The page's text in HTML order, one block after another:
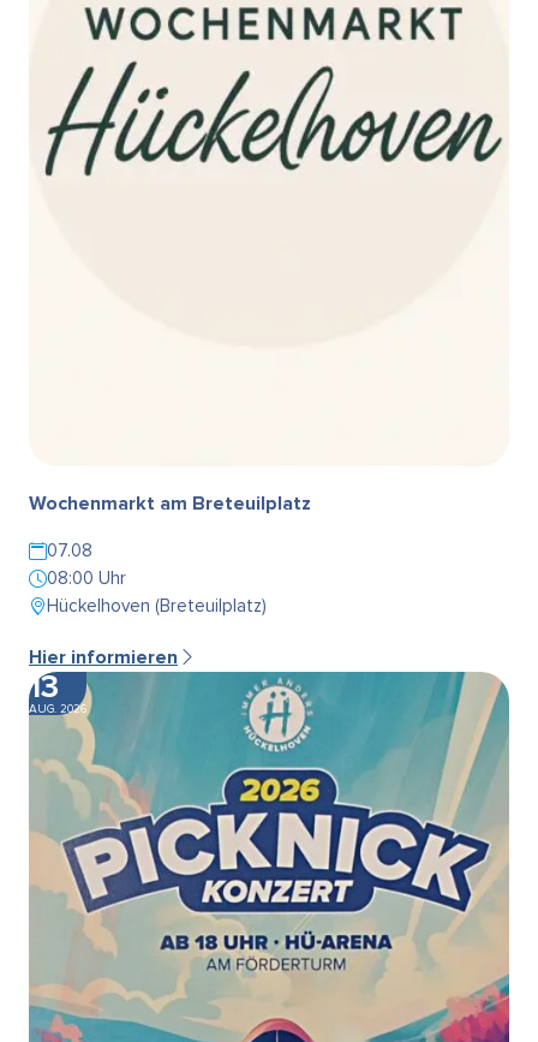
Wochenmarkt am Breteuilplatz
07.08
08:00 Uhr
Hückelhoven (Breteuilplatz)
Hier informieren
13
AUG. 2026